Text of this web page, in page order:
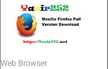
Web Browser